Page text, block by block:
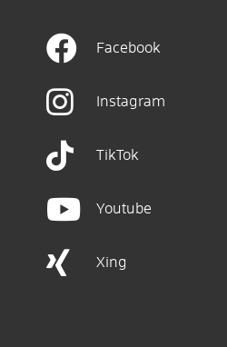
Facebook
Instagram
TikTok
Youtube
Xing